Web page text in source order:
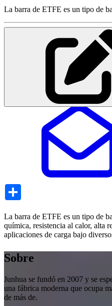
La barra de ETFE es un tipo de
La barra de ETFE es un tipo de
química, resistencia al calor, alta
aplicaciones de carga bajo
Sobre
Junhua se fundó en 2007 y se
una fábrica moderna que ocupa
de más de.